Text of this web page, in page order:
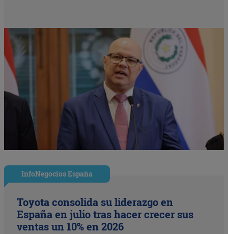
InfoNegocios España
Toyota consolida su liderazgo en
España en julio tras hacer crecer sus
ventas un 10% en 2026